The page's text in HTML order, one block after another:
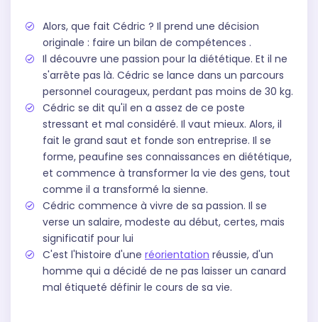
Alors, que fait Cédric ? Il prend une décision
originale : faire un bilan de compétences .
Il découvre une passion pour la diététique. Et il ne
s'arrête pas là. Cédric se lance dans un parcours
personnel courageux, perdant pas moins de 30 kg.
Cédric se dit qu'il en a assez de ce poste
stressant et mal considéré. Il vaut mieux. Alors, il
fait le grand saut et fonde son entreprise. Il se
forme, peaufine ses connaissances en diététique,
et commence à transformer la vie des gens, tout
comme il a transformé la sienne.
Cédric commence à vivre de sa passion. Il se
verse un salaire, modeste au début, certes, mais
significatif pour lui
C'est l'histoire d'une réorientation réussie, d'un
homme qui a décidé de ne pas laisser un canard
mal étiqueté définir le cours de sa vie.